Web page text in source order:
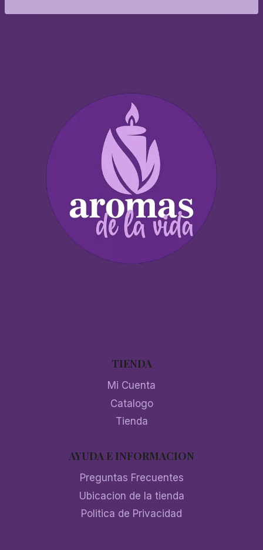
TIENDA
Mi Cuenta
Catalogo
Tienda
AYUDA E INFORMACION
Preguntas Frecuentes
Ubicacion de la tienda
Politica de Privacidad